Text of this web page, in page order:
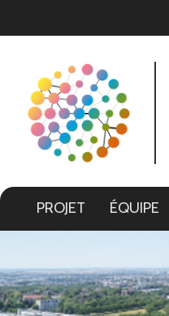
PROJET ÉQUIPE